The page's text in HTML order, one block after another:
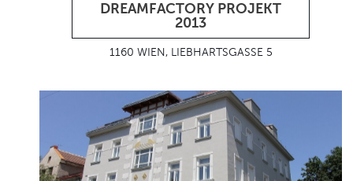
DREAMFACTORY PROJEKT
2013
1160 WIEN, LIEBHARTSGASSE 5